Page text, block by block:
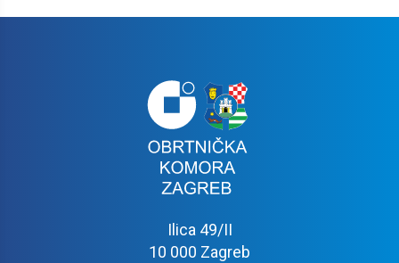
Ilica 49/II
10 000 Zagreb